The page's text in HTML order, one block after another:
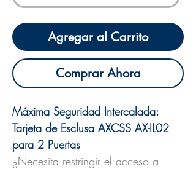
Agregar al Carrito
Comprar Ahora
Máxima Seguridad Intercalada:
Tarjeta de Esclusa AXCSS AX-IL02
para 2 Puertas
¿Necesita restringir el acceso a